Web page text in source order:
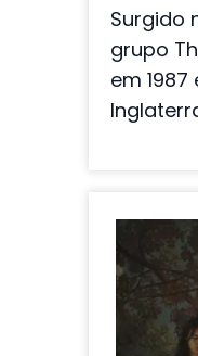
Surgido
grupo
em